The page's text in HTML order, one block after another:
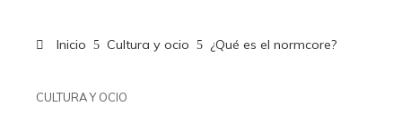
Inicio Cultura y ocio ¿Qué es el normcore?
CULTURA Y OCIO